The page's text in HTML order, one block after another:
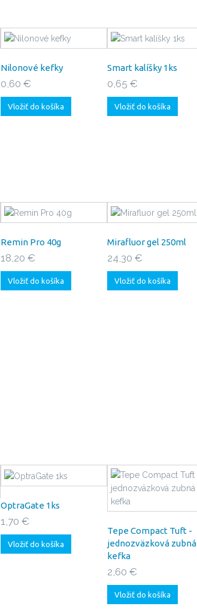
Nilonové kefky
0,60 €
Vložiť do košíka
Smart kalíšky 1ks
0,65 €
Vložiť do košíka
Remin Pro 40g
18,20 €
Vložiť do košíka
Mirafluor gel 250ml
24,30 €
Vložiť do košíka
OptraGate 1ks
1,70 €
Vložiť do košíka
Tepe Compact Tuft -
jednozväzková zubná
kefka
2,60 €
Vložiť do košíka